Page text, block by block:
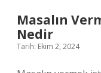
Masalın
Nedir
Tarih: Ekim 2, 2024